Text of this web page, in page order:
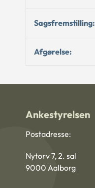
Sagsfremstilling:
Afgørelse:
Ankestyrelsen
Postadresse:
Nytorv 7, 2. sal
9000 Aalborg